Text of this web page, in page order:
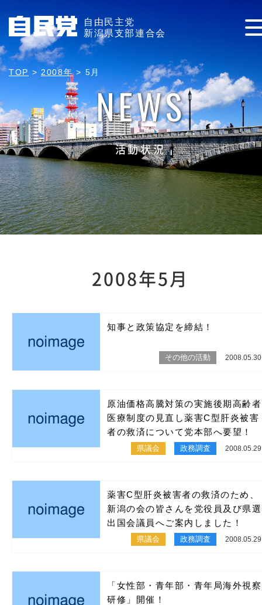
自由民主党
新潟県支部連合会
TOP > 2008年> 5月
NEWS
活動状況
2008年5月
知事と政策協定を締結！
その他の活動 2008.05.30
原油価格高騰対策の実施後期高齢者
医療制度の見直し薬害C型肝炎被害
者の救済について党本部へ要望！
県議会 政務調査 2008.05.29
薬害C型肝炎被害者の救済のため、
新潟の会の皆さんを党役員及び県選
出国会議員へご案内しました！
県議会 政務調査 2008.05.29
「女性部・青年部・青年局海外視察
研修」開催！